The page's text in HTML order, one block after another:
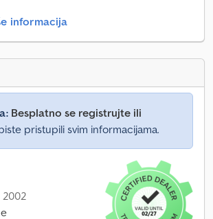
informacija
Besplatno se registrujte ili
pristupili svim informacijama.